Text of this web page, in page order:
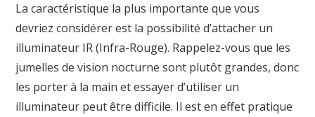
La caractéristique la plus importante que vous
devriez considérer est la possibilité d’attacher un
illuminateur IR (Infra-Rouge). Rappelez-vous que les
jumelles de vision nocturne sont plutôt grandes, donc
les porter à la main et essayer d’utiliser un
illuminateur peut être difficile. Il est en effet pratique